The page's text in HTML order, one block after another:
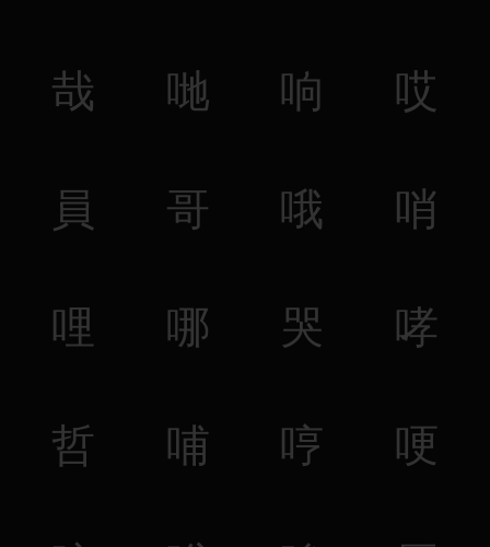
哉 哋 响 哎
員 哥 哦 哨
哩 哪 哭 哮
哲 哺 哼 哽